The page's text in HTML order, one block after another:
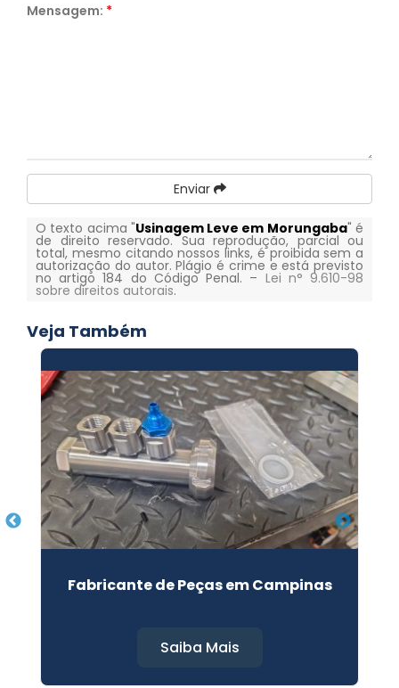
Mensagem: *
Enviar
O texto acima "Usinagem Leve em Morungaba" é
de direito reservado. Sua reprodução, parcial ou
total, mesmo citando nossos links, é proibida sem a
autorização do autor. Plágio é crime e está previsto
no artigo 184 do Código Penal. – Lei n° 9.610-98
sobre direitos autorais.
Veja Também
Fabricante de Peças em Campinas
Saiba Mais